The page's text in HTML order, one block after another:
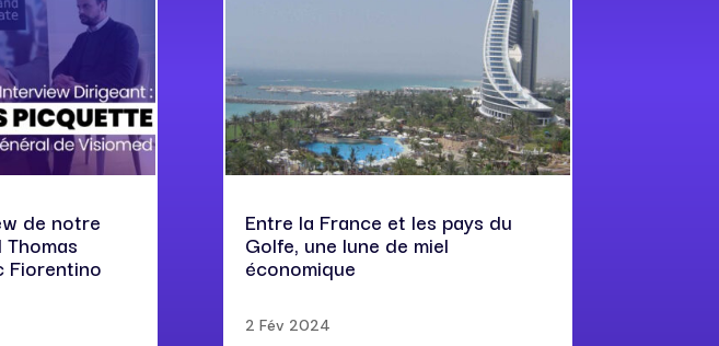
de notre
Fiorentino
Entre la France et les pays du
Golfe, une lune de miel
économique
2 Fév 2024